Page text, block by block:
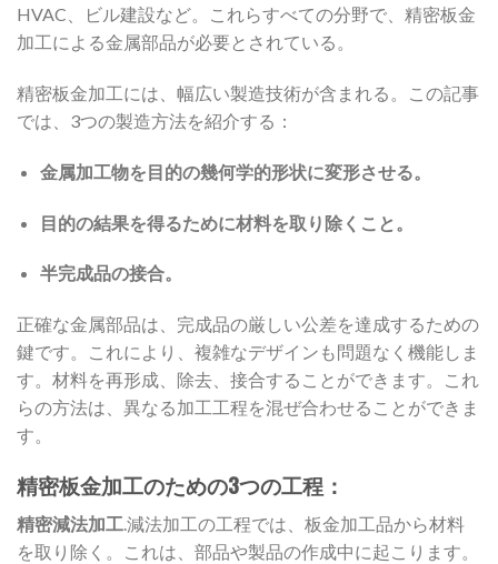
HVAC、ビル建設など。これらすべての分野で、精密板金
加工による金属部品が必要とされている。
精密板金加工には、幅広い製造技術が含まれる。この記事
では、3つの製造方法を紹介する：
金属加工物を目的の幾何学的形状に変形させる。
目的の結果を得るために材料を取り除くこと。
半完成品の接合。
正確な金属部品は、完成品の厳しい公差を達成するための
鍵です。これにより、複雑なデザインも問題なく機能しま
す。材料を再形成、除去、接合することができます。これ
らの方法は、異なる加工工程を混ぜ合わせることができま
す。
精密板金加工のための3つの工程：
精密減法加工 .減法加工の工程では、板金加工品から材料
を取り除く。これは、部品や製品の作成中に起こります。